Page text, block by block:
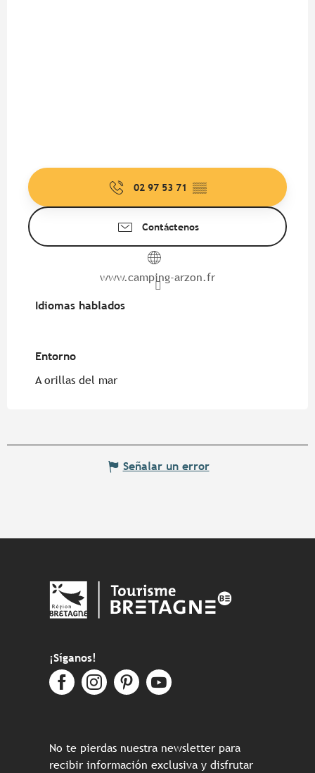
02 97 53 71 ▒▒
Contáctenos
www.camping-arzon.fr
Idiomas hablados
Idiomas hablados
Entorno
Entorno
A orillas del mar
Señalar un error
¡Síganos!
No te pierdas nuestra newsletter para
recibir información exclusiva y disfrutar